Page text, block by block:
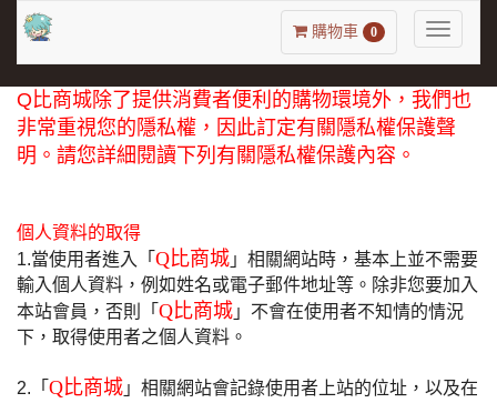
Toggle
購物車 0
Q比商城除了提供消費者便利的購物環境外，我們也
非常重視您的隱私權，因此訂定有關隱私權保護聲
明。請您詳細閱讀下列有關隱私權保護內容。
個人資料的取得
1.當使用者進入「 Q比商城 」相關網站時，基本上並不需要
輸入個人資料，例如姓名或電子郵件地址等。除非您要加入
本站會員，否則「 Q比商城 」不會在使用者不知情的情況
下，取得使用者之個人資料。
2.「 Q比商城 」相關網站會記錄使用者上站的位址，以及在